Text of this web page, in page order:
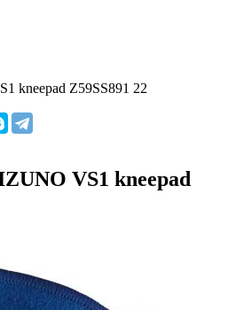
kneepad Z59SS891 22
VS1 kneepad